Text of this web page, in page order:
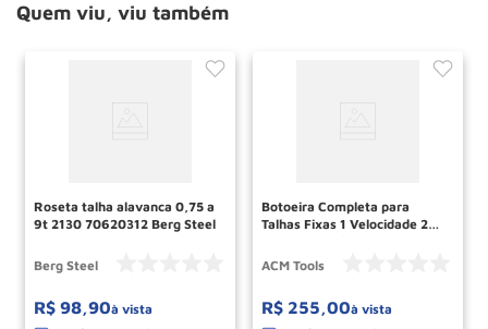
Quem viu, viu também
Roseta talha alavanca 0,75 a
9t 2130 70620312 Berg Steel
Berg Steel
R$ 98,90à vista
Botoeira Completa para
Talhas Fixas 1 Velocidade 2
de Emergencia ACM Tools
ACM Tools
R$ 255,00à vista